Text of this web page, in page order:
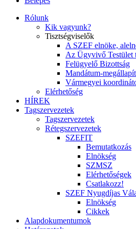
Rólunk
Kik vagyunk?
Tisztségviselők
A SZEF elnöke,
Az Ügyvivő Testület
Felügyelő Bizottság
Mandátum-
Vármegyei
Elérhetőség
HÍREK
Tagszervezetek
Tagszervezetek
Rétegszervezetek
SZEFIT
Bemutatkozás
Elnökség
SZMSZ
Elérhetőségek
Csatlakozz!
SZEF Nyugdíjas
Elnökség
Cikkek
Alapdokumentumok